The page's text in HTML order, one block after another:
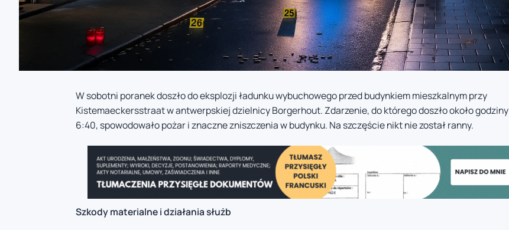
W sobotni poranek doszło do eksplozji ładunku wybuchowego przed budynkiem mieszkalnym przy
Kistemaeckersstraat w antwerpskiej dzielnicy Borgerhout. Zdarzenie, do którego doszło około godziny
6:40, spowodowało pożar i znaczne zniszczenia w budynku. Na szczęście nikt nie został ranny.
Szkody materialne i działania służb